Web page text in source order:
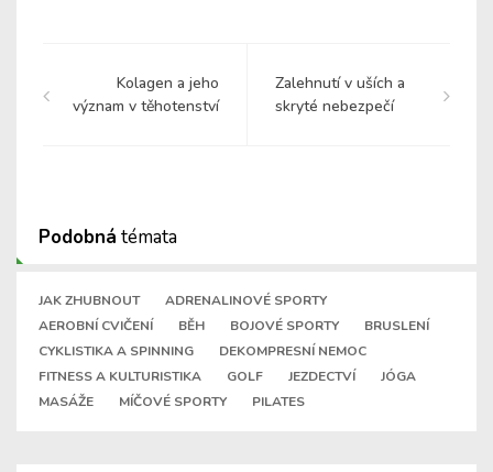
Kolagen a jeho
význam v těhotenství
Zalehnutí v uších a
skryté nebezpečí
Podobná témata
JAK ZHUBNOUT
ADRENALINOVÉ SPORTY
AEROBNÍ CVIČENÍ
BĚH BOJOVÉ SPORTY
BRUSLENÍ
CYKLISTIKA A SPINNING
DEKOMPRESNÍ NEMOC
FITNESS A KULTURISTIKA
GOLF JEZDECTVÍ
JÓGA
MASÁŽE
MÍČOVÉ SPORTY PILATES